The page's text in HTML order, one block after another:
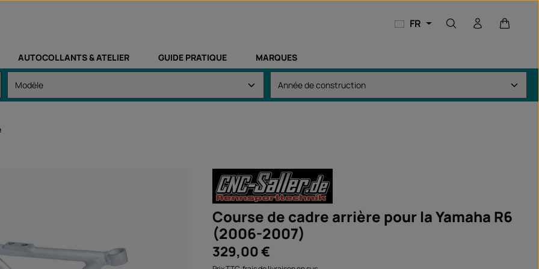
FR Le
AUTOCOLLANTS & ATELIER GUIDE PRATIQUE MARQUES
Course de cadre arrière pour la Yamaha R6
(2006-2007)
Prix régulier :
329,00 €